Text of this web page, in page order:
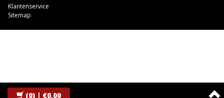
Klantenservice
Sitemap
(0) | €0,00